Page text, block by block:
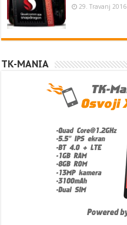
29. Travanj 2016
TK-MANIA